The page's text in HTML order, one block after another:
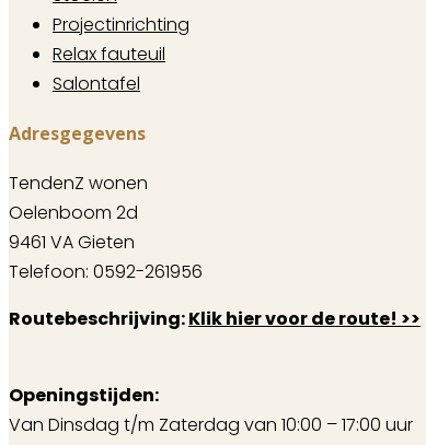
Projectinrichting
Relax fauteuil
Salontafel
Adresgegevens
TendenZ wonen
Oelenboom 2d
9461 VA Gieten
Telefoon: 0592-261956
Routebeschrijving:Klik hier voor de route! >>
Openingstijden:
Van Dinsdag t/m Zaterdag van 10:00 – 17:00 uur